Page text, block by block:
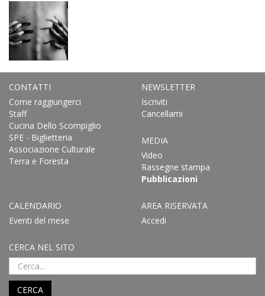
CONTATTI
Come raggiungerci
Staff
Cucina Dello Scompiglio
SPE - Biglietteria
Associazione Culturale
Terra e Foresta
NEWSLETTER
Iscriviti
Cancellami
MEDIA
Video
Rassegne stampa
Pubblicazioni
CALENDARIO
Eventi del mese
AREA RISERVATA
Accedi
CERCA NEL SITO
CERCA